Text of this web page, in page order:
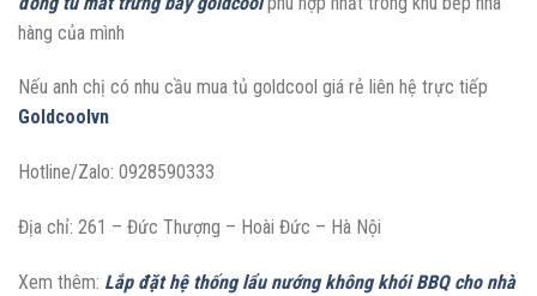
hàng của mình
Nếu anh chị có nhu cầu mua tủ goldcool giá rẻ liên hệ trực tiếp
Goldcoolvn
Hotline/Zalo: 0928590333
Địa chỉ: 261 – Đức Thượng – Hoài Đức – Hà Nội
Xem thêm: Lắp đặt hệ thống lẩu nướng không khói BBQ cho nhà